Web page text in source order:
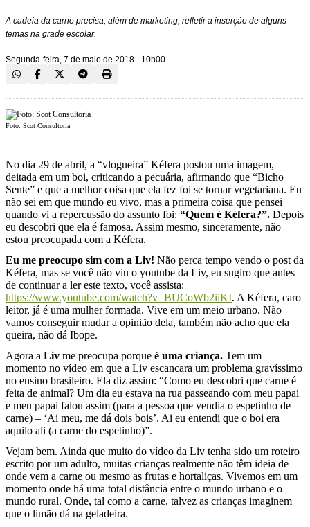
A cadeia da carne precisa, além de marketing, refletir a inserção de alguns
temas na grade escolar.
Segunda-feira, 7 de maio de 2018 - 10h00
Foto: Scot Consultoria
No dia 29 de abril, a “vlogueira” Kéfera postou uma imagem,
deitada em um boi, criticando a pecuária, afirmando que “Bicho
Sente” e que a melhor coisa que ela fez foi se tornar vegetariana. Eu
não sei em que mundo eu vivo, mas a primeira coisa que pensei
quando vi a repercussão do assunto foi: “Quem é Kéfera?”. Depois
eu descobri que ela é famosa. Assim mesmo, sinceramente, não
estou preocupada com a Kéfera.
Eu me preocupo sim com a Liv! Não perca tempo vendo o post da
Kéfera, mas se você não viu o youtube da Liv, eu sugiro que antes
de continuar a ler este texto, você assista:
https://www.youtube.com/watch?v=BUCoWb2iiKI. A Kéfera, caro
leitor, já é uma mulher formada. Vive em um meio urbano. Não
vamos conseguir mudar a opinião dela, também não acho que ela
queira, não dá Ibope.
Agora a Liv me preocupa porque é uma criança. Tem um
momento no vídeo em que a Liv escancara um problema gravíssimo
no ensino brasileiro. Ela diz assim: “Como eu descobri que carne é
feita de animal? Um dia eu estava na rua passeando com meu papai
e meu papai falou assim (para a pessoa que vendia o espetinho de
carne) – ‘Ai meu, me dá dois bois’. Ai eu entendi que o boi era
aquilo ali (a carne do espetinho)”.
Vejam bem. Ainda que muito do vídeo da Liv tenha sido um roteiro
escrito por um adulto, muitas crianças realmente não têm ideia de
onde vem a carne ou mesmo as frutas e hortaliças. Vivemos em um
momento onde há uma total distância entre o mundo urbano e o
mundo rural. Onde, tal como a carne, talvez as crianças imaginem
que o limão dá na geladeira.